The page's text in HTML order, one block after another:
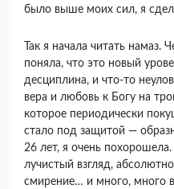
было выше моих сил, я
Так я начала читать намаз.
поняла, что это новый
десциплина, и что-то
вера и любовь к Богу на
которое периодически
стало под защитой —
26 лет, я очень
лучистый взгляд,
смирение… и много, много